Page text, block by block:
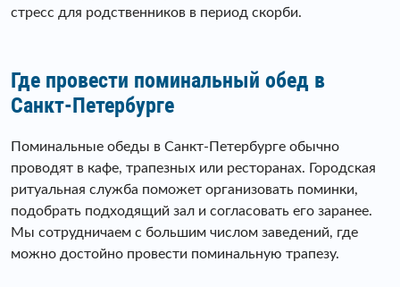
стресс для родственников в период скорби.
Где провести поминальный обед в
Санкт-Петербурге
Поминальные обеды в Санкт-Петербурге обычно
проводят в кафе, трапезных или ресторанах. Городская
ритуальная служба поможет организовать поминки,
подобрать подходящий зал и согласовать его заранее.
Мы сотрудничаем с большим числом заведений, где
можно достойно провести поминальную трапезу.